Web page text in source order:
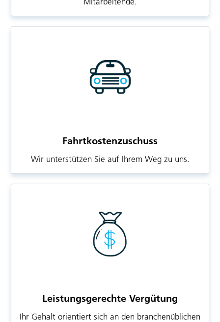
Fahrtkostenzuschuss
Wir unterstützen Sie auf Ihrem Weg zu uns.
Leistungsgerechte Vergütung
Ihr Gehalt orientiert sich an den branchenüblichen